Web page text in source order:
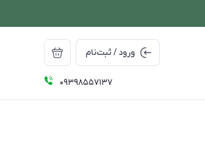
ورود / ثبت‌نام
09398557137